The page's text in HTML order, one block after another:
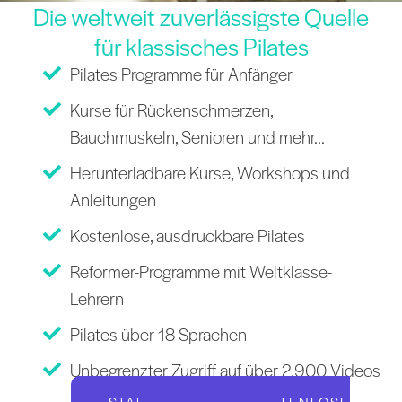
Die weltweit zuverlässigste Quelle
für klassisches Pilates
Pilates Programme für Anfänger
Kurse für Rückenschmerzen,
Bauchmuskeln, Senioren und mehr...
Herunterladbare Kurse, Workshops und
Anleitungen
Kostenlose, ausdruckbare Pilates
Reformer-Programme mit Weltklasse-
Lehrern
Pilates über 18 Sprachen
Unbegrenzter Zugriff auf über 2.900 Videos